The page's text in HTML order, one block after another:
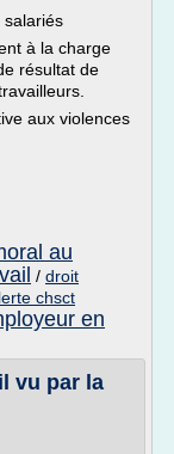
salariés
à la charge
résultat de
aux violences
au
/ droit
chsct
en
vu par la